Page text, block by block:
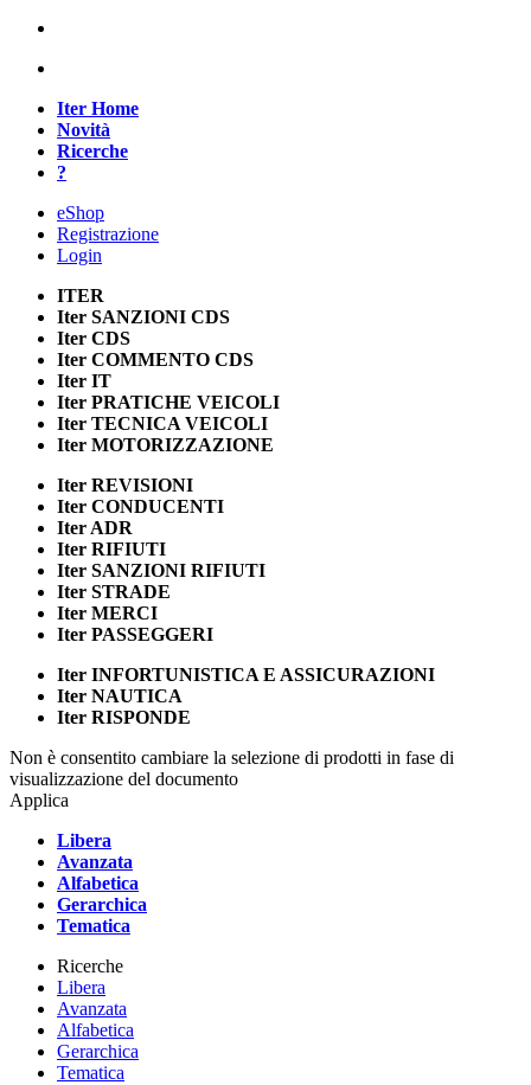
Iter Home
Novità
Ricerche
?
eShop
Registrazione
Login
ITER
Iter SANZIONI CDS
Iter CDS
Iter COMMENTO CDS
Iter IT
Iter PRATICHE VEICOLI
Iter TECNICA VEICOLI
Iter MOTORIZZAZIONE
Iter REVISIONI
Iter CONDUCENTI
Iter ADR
Iter RIFIUTI
Iter SANZIONI RIFIUTI
Iter STRADE
Iter MERCI
Iter PASSEGGERI
Iter INFORTUNISTICA E ASSICURAZIONI
Iter NAUTICA
Iter RISPONDE
Non è consentito cambiare la selezione di prodotti in fase di
visualizzazione del documento
Applica
Libera
Avanzata
Alfabetica
Gerarchica
Tematica
Ricerche
Libera
Avanzata
Alfabetica
Gerarchica
Tematica